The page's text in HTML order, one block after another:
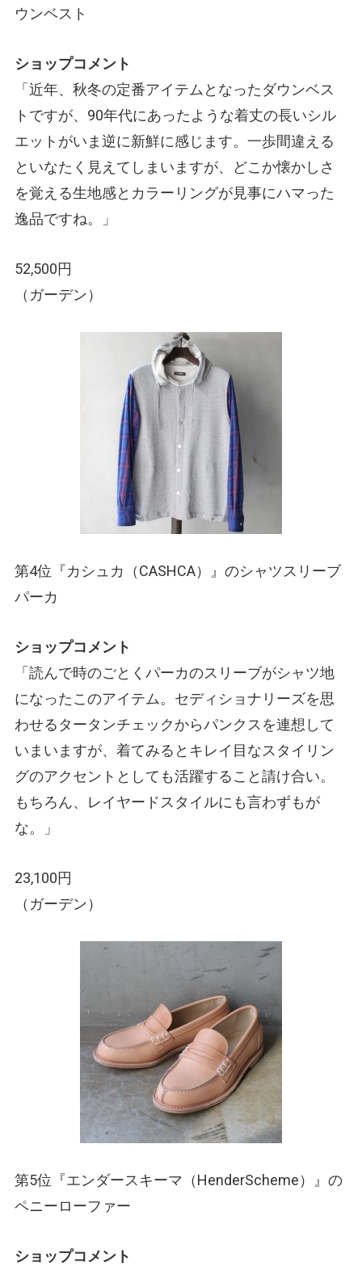
ウンベスト
ショップコメント
「近年、秋冬の定番アイテムとなったダウンベス
トですが、90年代にあったような着丈の長いシル
エットがいま逆に新鮮に感じます。一歩間違える
といなたく見えてしまいますが、どこか懐かしさ
を覚える生地感とカラーリングが見事にハマった
逸品ですね。」
52,500円
（ガーデン）
第4位『カシュカ （CASHCA）
』のシャツスリーブ
パーカ
ショップコメント
「読んで時のごとくパーカのスリーブがシャツ地
になったこのアイテム。セディショナリーズを思
わせるタータンチェックからパンクスを連想して
いまいますが、着てみるとキレイ目なスタイリン
グのアクセントとしても活躍すること請け合い。
もちろん、レイヤードスタイルにも言わずもが
な。」
23,100円
（ガーデン）
第5位『エンダースキーマ （HenderScheme）
』の
ペニーローファー
ショップコメント